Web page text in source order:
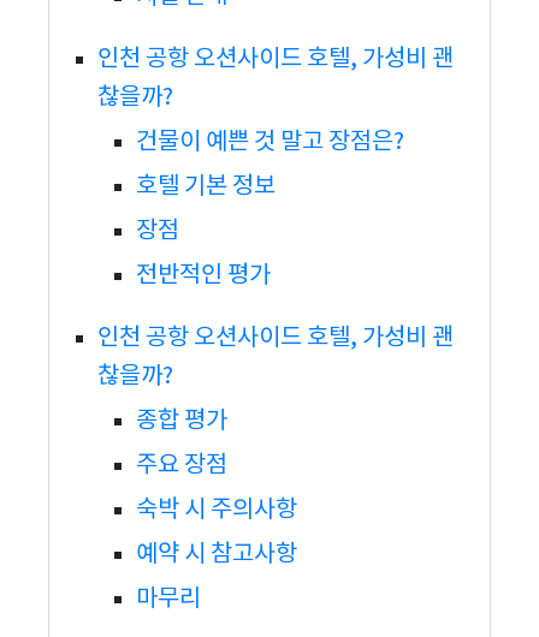
인천 공항 오션사이드 호텔, 가성비 괜
찮을까?
건물이 예쁜 것 말고 장점은?
호텔 기본 정보
장점
전반적인 평가
인천 공항 오션사이드 호텔, 가성비 괜
찮을까?
종합 평가
주요 장점
숙박 시 주의사항
예약 시 참고사항
마무리